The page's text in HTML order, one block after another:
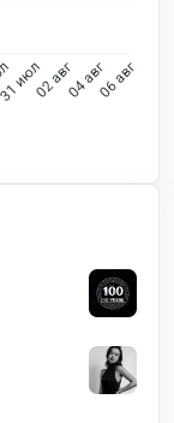
июл02 авг04 авг06 авг